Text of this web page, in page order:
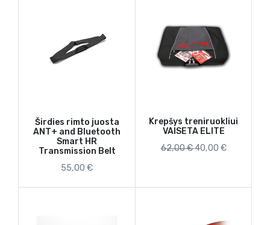
Širdies rimto juosta
ANT+ and Bluetooth
Smart HR
Transmission Belt
55,00 €
Krepšys treniruokliui
VAISETA ELITE
62,00 €40,00 €